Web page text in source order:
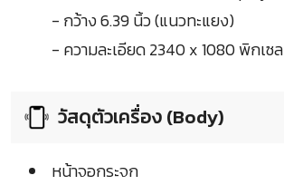
- กว้าง 6.39 นิ้ว (แนวทะแยง)
- ความละเอียด 2340 x 1080 พิกเซล
วัสดุตัวเครื่อง (Body)
หน้าจอกระจก